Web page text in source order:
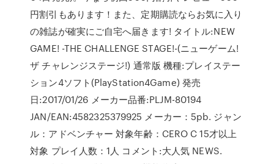
円割引もあります！また、定期購読ならお気に入り
の雑誌が確実にご自宅へ届きます! タイトル:NEW
GAME! -THE CHALLENGE STAGE!-(ニューゲーム!
ザ チャレンジステージ!) 通常版 機種:プレイステー
ション4ソフト(PlayStation4Game) 発売
日:2017/01/26 メーカー品番:PLJM-80194
JAN/EAN:4582325379925 メーカー：5pb. ジャン
ル：アドベンチャー 対象年齢：CERO C 15才以上
対象 プレイ人数：1人 コメント:大人気 NEWS.